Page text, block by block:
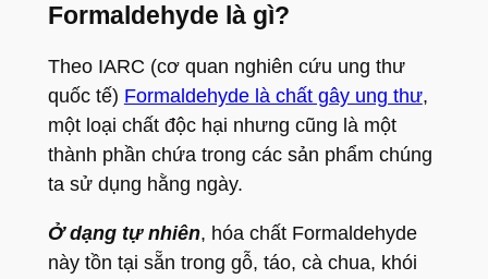
Formaldehyde là gì?
Theo IARC (cơ quan nghiên cứu ung thư
quốc tế) Formaldehyde là chất gây ung thư,
một loại chất độc hại nhưng cũng là một
thành phần chứa trong các sản phẩm chúng
ta sử dụng hằng ngày.
Ở dạng tự nhiên, hóa chất Formaldehyde
này tồn tại sẵn trong gỗ, táo, cà chua, khói